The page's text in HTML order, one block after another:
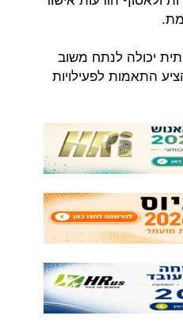
יכולה לנתח משוב
התאמות לפעילויות